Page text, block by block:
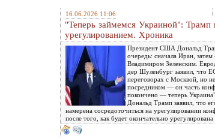
16.06.2026 11:06
"Теперь займемся Украиной": Трамп
урегулированием. Хроника
Президент США Дональд
очередь: сначала Иран,
Владимиром Зеленским.
дер Шуленбург заявил, что
переговорах с Москвой, но
посредником — он часть
покончено — теперь
Дональд Трамп заявил, что
намерена сосредоточиться на урегулировании
после того, как будет окончательно урегулирована